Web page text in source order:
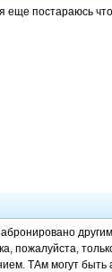
еще постараюсь
пожалуйста,
ТАм могут